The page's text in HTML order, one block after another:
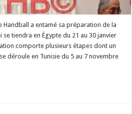
Handball a entamé sa préparation de la
tiendra en Égypte du 21 au 30 janvier
comporte plusieurs étapes dont un
déroule en Tunisie du 5 au 7 novembre